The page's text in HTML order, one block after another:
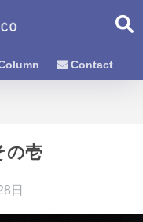
Contact
の壱
日